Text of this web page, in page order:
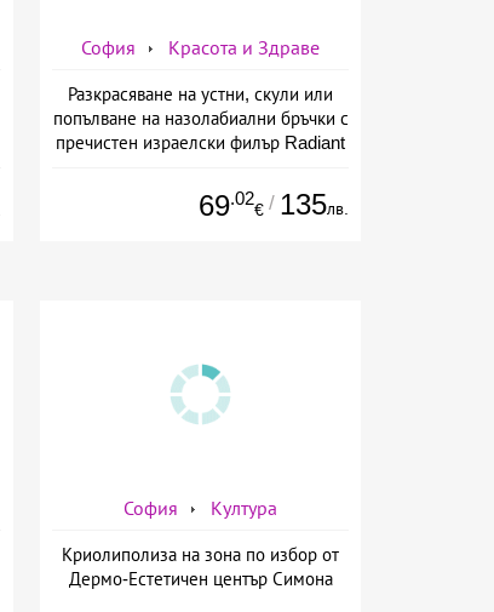
София Красота и Здраве
Разкрасяване на устни, скули или
попълване на назолабиални бръчки с
пречистен израелски филър Radiant
69.02
€ / 135лв.
София Култура
Криолиполиза на зона по избор от
Дермо-Естетичен център Симона